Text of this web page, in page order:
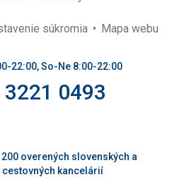
súkromia Mapa webu
22:00, So-Ne 8:00-22:00
0493
overených slovenských a
cestovných kancelárií